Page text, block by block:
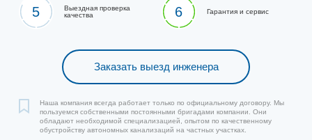
5
Выездная проверка
качества
6 Гарантия и сервис
Заказать выезд инженера
Наша компания всегда работает только по официальному договору. Мы
пользуемся собственными постоянными бригадами компании. Они
обладают необходимой специализацией, опытом по качественному
обустройству автономных канализаций на частных участках.